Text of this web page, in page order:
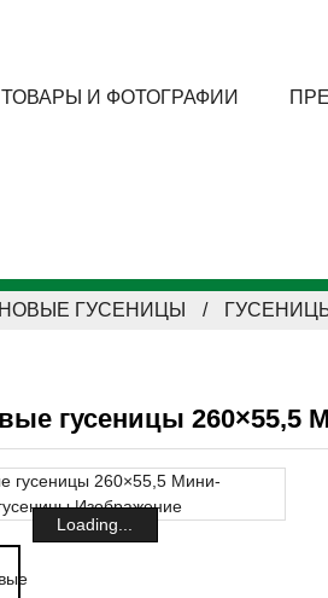
ТОВАРЫ И ФОТОГРАФИИ
ГУСЕНИЦЫ
гусеницы 260×55,5
Loading...